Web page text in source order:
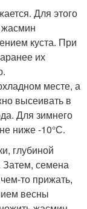
Для этого
жасмин
куста. При
их
месте, а
высеивать в
Для зимнего
ниже -10°С.
глубиной
Затем, семена
то прижать,
весны